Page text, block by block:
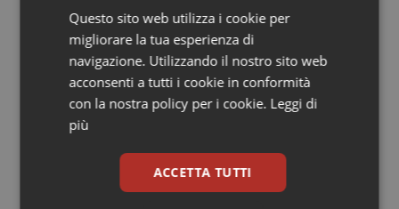
Salute orale & impianti
Sangue & coagulazione
Tiroide
Tumore al seno
Potrebbe interessarti in
Cronache
Caldo, segnali di lenta ritirata
Consip, al via la prima gara dedicata
Questo sito web utilizza i cookie per
migliorare la tua esperienza di
navigazione. Utilizzando il nostro sito web
acconsenti a tutti i cookie in conformità
con la nostra policy per i cookie. Leggi di
più
ACCETTA TUTTI